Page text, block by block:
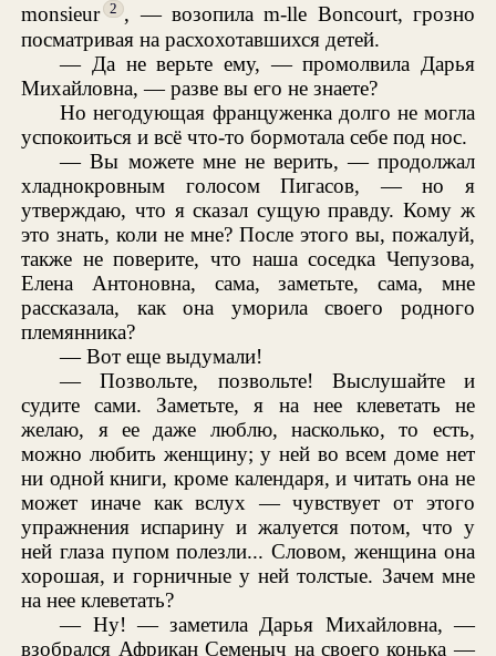
monsieur
2 , — возопила m-lle Boncourt, грозно
посматривая на расхохотавшихся детей.
— Да не верьте ему, — промолвила Дарья
Михайловна, — разве вы его не знаете?
Но негодующая француженка долго не могла
успокоиться и всё что-то бормотала себе под нос.
— Вы можете мне не верить, — продолжал
хладнокровным голосом Пигасов, — но я
утверждаю, что я сказал сущую правду. Кому ж
это знать, коли не мне? После этого вы, пожалуй,
также не поверите, что наша соседка Чепузова,
Елена Антоновна, сама, заметьте, сама, мне
рассказала, как она уморила своего родного
племянника?
— Вот еще выдумали!
— Позвольте, позвольте! Выслушайте и
судите сами. Заметьте, я на нее клеветать не
желаю, я ее даже люблю, насколько, то есть,
можно любить женщину; у ней во всем доме нет
ни одной книги, кроме календаря, и читать она не
может иначе как вслух — чувствует от этого
упражнения испарину и жалуется потом, что у
ней глаза пупом полезли... Словом, женщина она
хорошая, и горничные у ней толстые. Зачем мне
на нее клеветать?
— Ну! — заметила Дарья Михайловна, —
взобрался Африкан Семеныч на своего конька —